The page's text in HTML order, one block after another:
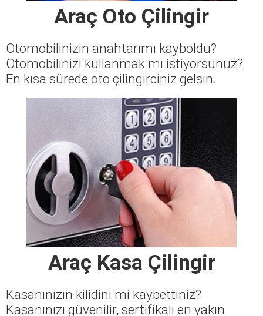
Araç Oto Çilingir
Otomobilinizin anahtarımı kayboldu?
Otomobilinizi kullanmak mı istiyorsunuz?
En kısa sürede oto çilingirciniz gelsin.
Araç Kasa Çilingir
Kasanınızın kilidini mi kaybettiniz?
Kasanınızı güvenilir, sertifikalı en yakın